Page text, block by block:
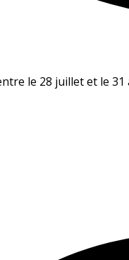
le 28 juillet et le